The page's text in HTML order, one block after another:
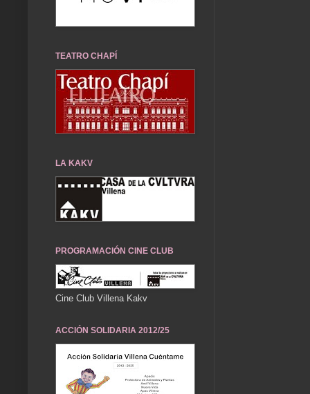
TEATRO CHAPÍ
LA KAKV
PROGRAMACIÓN CINE CLUB
Cine Club Villena Kakv
ACCIÓN SOLIDARIA 2012/25